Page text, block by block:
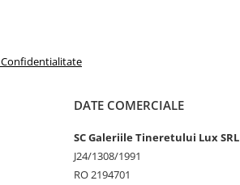
DATE COMERCIALE
SC Galeriile Tineretului Lux SRL
J24/1308/1991
RO 2194701